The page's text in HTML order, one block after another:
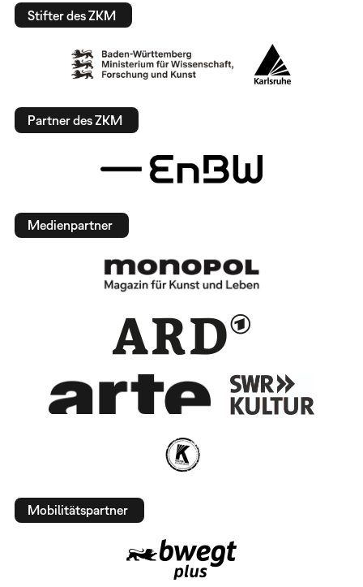
Stifter des ZKM
Partner des ZKM
Medienpartner
Mobilitätspartner